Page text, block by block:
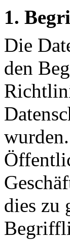
1.
Die
den
dies zu